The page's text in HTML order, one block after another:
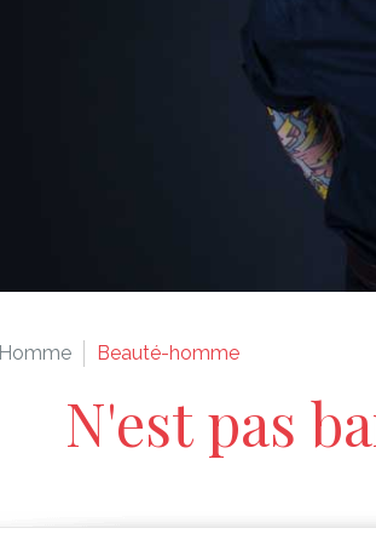
Homme Beauté-homme
N'est pas